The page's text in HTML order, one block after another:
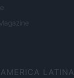
LATINA